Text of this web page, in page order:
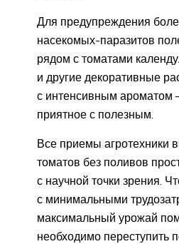
Для предупреждения
насекомых-паразитов
рядом с томатами
и другие декоративные
с интенсивным ароматом
приятное с полезным.
Все приемы агротехники
томатов без поливов
с научной точки зрения.
с минимальными
максимальный урожай
необходимо переступить